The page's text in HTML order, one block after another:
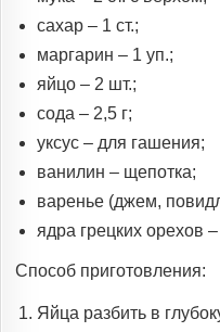
сахар – 1 ст.;
маргарин – 1 уп.;
яйцо – 2 шт.;
сода – 2,5 г;
уксус – для гашения;
ванилин – щепотка;
варенье (джем,
ядра грецких орехов
Способ приготовления:
Яйца разбить в